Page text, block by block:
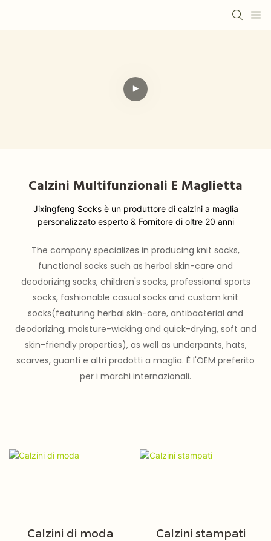
Calzini Multifunzionali E Maglietta
Jixingfeng Socks è un produttore di calzini a maglia
personalizzato esperto & Fornitore di oltre 20 anni
The company specializes in producing knit socks,
functional socks such as herbal skin-care and
deodorizing socks, children's socks, professional sports
socks, fashionable casual socks and custom knit
socks(featuring herbal skin-care, antibacterial and
deodorizing, moisture-wicking and quick-drying, soft and
skin-friendly properties), as well as underpants, hats,
scarves, guanti e altri prodotti a maglia. È l'OEM preferito
per i marchi internazionali.
Calzini di moda Calzini stampati